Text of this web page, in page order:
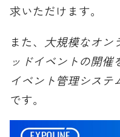
求いただけます。
また、 大規模なオン
ッドイベントの開催
イベント管理システ
です。